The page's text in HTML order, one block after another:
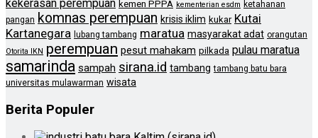
kekerasan perempuan kemen PPPA kementerian esdm ketahanan
pangan komnas perempuan krisis iklim kukar Kutai
Kartanegara lubang tambang maratua masyarakat adat orangutan
Otorita IKN perempuan pesut mahakam pilkada pulau maratua
samarinda sampah sirana.id tambang tambang batu bara
universitas mulawarman wisata
Berita Populer